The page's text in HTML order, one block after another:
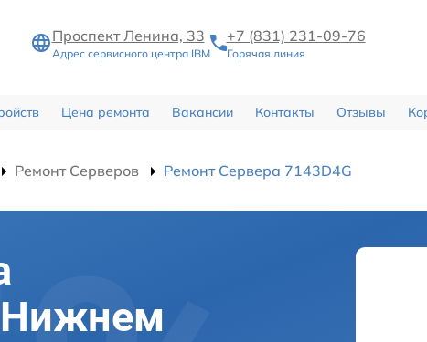
Проспект Ленина, 33
Адрес сервисного центра IBM
+7 (831) 231-09-76
Горячая линия
Цена ремонта Вакансии Контакты Отзывы
Ремонт Серверов Ремонт Сервера 7143D4G
Нижнем